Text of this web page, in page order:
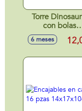
Torre
con bolas
26x9x33cm
6 meses